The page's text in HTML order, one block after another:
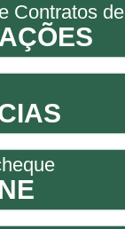
Contratos de